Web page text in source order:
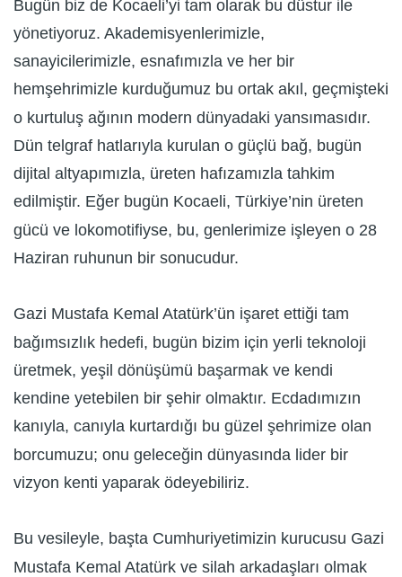
Bugün biz de Kocaeli’yi tam olarak bu düstur ile
yönetiyoruz. Akademisyenlerimizle,
sanayicilerimizle, esnafımızla ve her bir
hemşehrimizle kurduğumuz bu ortak akıl, geçmişteki
o kurtuluş ağının modern dünyadaki yansımasıdır.
Dün telgraf hatlarıyla kurulan o güçlü bağ, bugün
dijital altyapımızla, üreten hafızamızla tahkim
edilmiştir. Eğer bugün Kocaeli, Türkiye’nin üreten
gücü ve lokomotifiyse, bu, genlerimize işleyen o 28
Haziran ruhunun bir sonucudur.
Gazi Mustafa Kemal Atatürk’ün işaret ettiği tam
bağımsızlık hedefi, bugün bizim için yerli teknoloji
üretmek, yeşil dönüşümü başarmak ve kendi
kendine yetebilen bir şehir olmaktır. Ecdadımızın
kanıyla, canıyla kurtardığı bu güzel şehrimize olan
borcumuzu; onu geleceğin dünyasında lider bir
vizyon kenti yaparak ödeyebiliriz.
Bu vesileyle, başta Cumhuriyetimizin kurucusu Gazi
Mustafa Kemal Atatürk ve silah arkadaşları olmak